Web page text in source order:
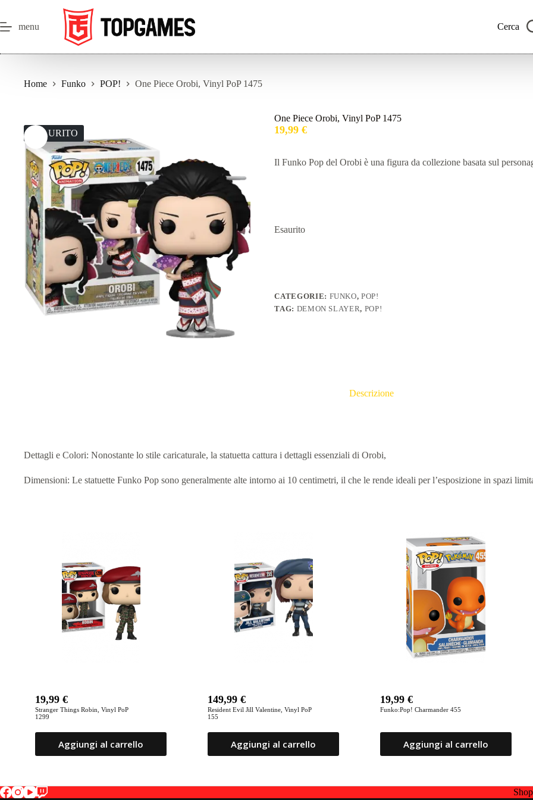
contenuto
menu Cerca
Home Funko POP! One Piece Orobi, Vinyl PoP 1475
ESAURITO
One Piece Orobi, Vinyl PoP 1475
19,99€
Il Funko Pop del Orobi è una figura da collezione basata sul
Esaurito
CATEGORIE: FUNKO,POP!
TAG: DEMON SLAYER, POP!
Descrizione
Dettagli e Colori: Nonostante lo stile caricaturale, la statuetta cattura i dettagli essenziali di Orobi,
Dimensioni: Le statuette Funko Pop sono generalmente alte intorno ai 10 centimetri, il che le rende ideali per l’esposizione in spazi
Stranger Things Robin, Vinyl PoP
1299
19,99€
Aggiungi al carrello
Resident Evil Jill Valentine, Vinyl PoP
155
149,99€
Aggiungi al carrello
Funko:Pop! Charmander 455
19,99€
Aggiungi al carrello
Shop